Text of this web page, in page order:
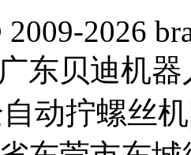
2026
东贝迪机
动拧螺丝